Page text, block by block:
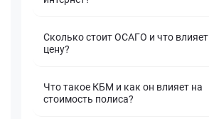
Сколько стоит ОСАГО и что влияет
цену?
Что такое КБМ и как он влияет на
стоимость полиса?